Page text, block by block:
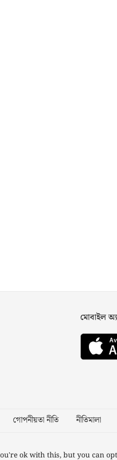
মোবাইল
গোপনীয়তা নীতি নীতিমালা
ok with this, but you can